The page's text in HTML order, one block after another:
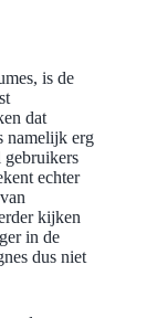
is de
dat
namelijk erg
gebruikers
echter
kijken
in de
dus niet